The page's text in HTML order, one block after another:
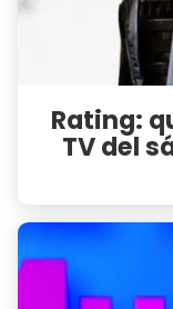
Rating:
TV del